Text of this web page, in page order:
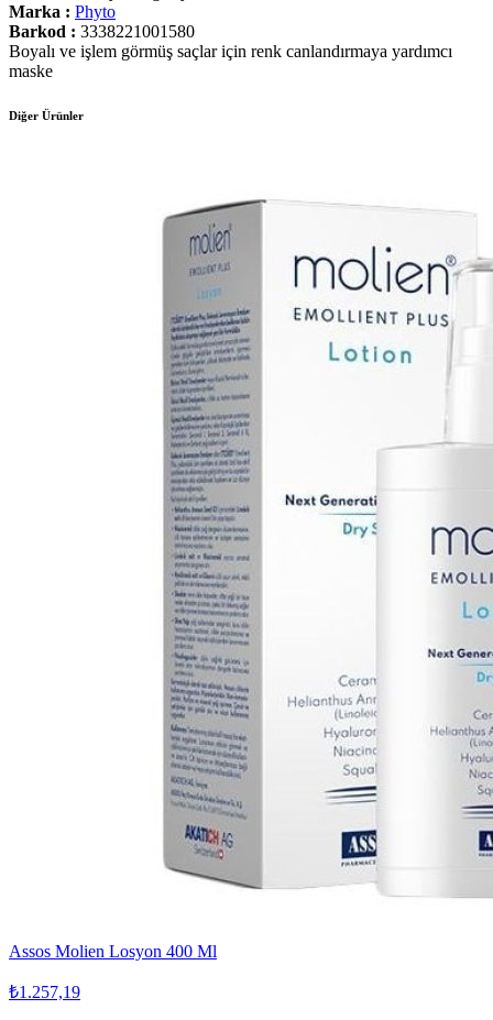
Marka : Phyto
Barkod : 3338221001580
Boyalı ve işlem görmüş saçlar için renk canlandırmaya yardımcı
maske
Diğer Ürünler
Assos Molien Losyon 400 Ml
₺1.257,19